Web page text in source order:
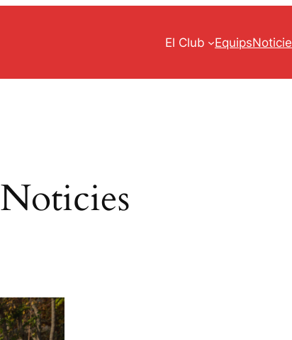
El Club Equips
Noticies